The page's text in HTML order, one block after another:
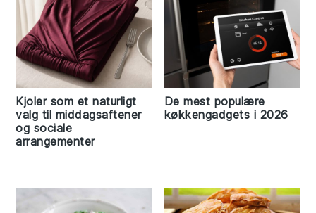
Kjoler som et naturligt
valg til middagsaftener
og sociale
arrangementer
De mest populære
køkkengadgets i 2026